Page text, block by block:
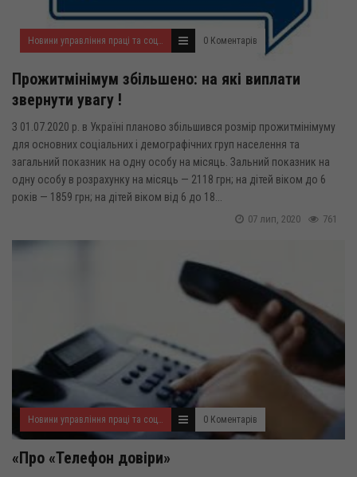
Новини управління праці та соціального захисту населення 0 Коментарів
Прожитмінімум збільшено: на які виплати
звернути увагу !
З 01.07.2020 р. в Україні планово збільшився розмір прожитмінімуму
для основних соціальних і демографічних груп населення та
загальний показник на одну особу на місяць. Зальний показник на
одну особу в розрахунку на місяць — 2118 грн; на дітей віком до 6
років — 1859 грн; на дітей віком від 6 до 18...
761
07 лип, 2020
Новини управління праці та соціального захисту населення 0 Коментарів
«Про «Телефон довіри»